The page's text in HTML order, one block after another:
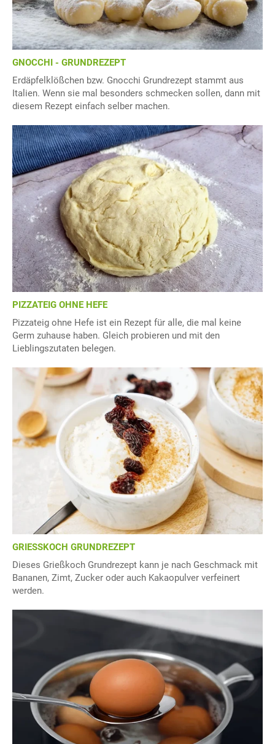
GNOCCHI - GRUNDREZEPT
Erdäpfelklößchen bzw. Gnocchi Grundrezept stammt aus
Italien. Wenn sie mal besonders schmecken sollen, dann mit
diesem Rezept einfach selber machen.
PIZZATEIG OHNE HEFE
Pizzateig ohne Hefe ist ein Rezept für alle, die mal keine
Germ zuhause haben. Gleich probieren und mit den
Lieblingszutaten belegen.
GRIESSKOCH GRUNDREZEPT
Dieses Grießkoch Grundrezept kann je nach Geschmack mit
Bananen, Zimt, Zucker oder auch Kakaopulver verfeinert
werden.